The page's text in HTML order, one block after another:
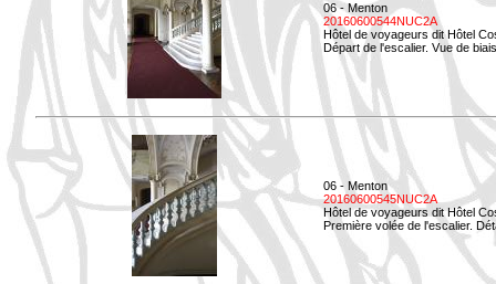
06 - Menton
20160600544NUC2A
Hôtel de voyageurs dit Hôtel
Départ de l'escalier. Vue de
06 - Menton
20160600545NUC2A
Hôtel de voyageurs dit Hôtel
Première volée de l'escalier.